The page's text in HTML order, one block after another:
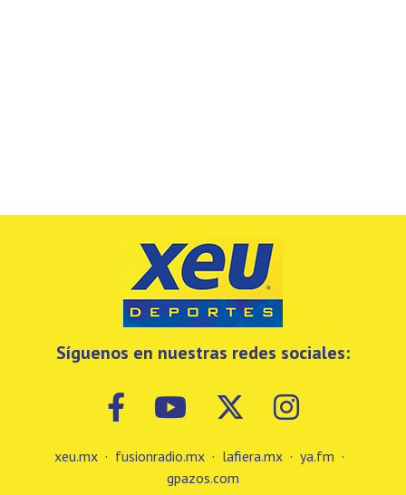
Síguenos en nuestras redes sociales:
xeu.mx · fusionradio.mx · lafiera.mx · ya.fm ·
gpazos.com